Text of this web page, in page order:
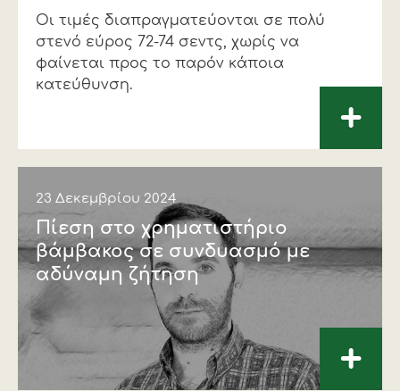
Οικονομικά στοιχεία
Εταιρική δομή
Εκδηλώσεις
Επικοινωνία
Πως θα μας βρείτε
ΑΚΟΛΟΥΘΗΣΤΕ ΜΑΣ
Εξαγωγές
Συνέδρια
Πως θα μας βρείτε
ΑΚΟΛΟΥΘΗΣΤΕ ΜΑΣ
Ευφυής γεωργία
Συμβουλευτική στο χωράφι
Εκκόκκιση για λογαριασμό του
Πως θα μας βρείτε
ΑΚΟΛΟΥΘΗΣΤΕ ΜΑΣ
Αλυσίδα βάμβακος
Πως θα μας βρείτε
ΑΚΟΛΟΥΘΗΣΤΕ ΜΑΣ
Κλωστοϋφαντουργία - Ένδυση
Εταιρικά νέα
Πως θα μας βρείτε
ΑΚΟΛΟΥΘΗΣΤΕ ΜΑΣ
Πως θα μας βρείτε
ΑΚΟΛΟΥΘΗΣΤΕ ΜΑΣ
Οι τιµές διαπραγµατεύονται σε πολύ
στενό εύρος 72-74 σεντς, χωρίς να
φαίνεται προς το παρόν κάποια
κατεύθυνση.
+
23 Δεκεμβρίου 2024
Πίεση στο χρηµατιστήριο
βάµβακος σε συνδυασµό µε
αδύναµη ζήτηση
+